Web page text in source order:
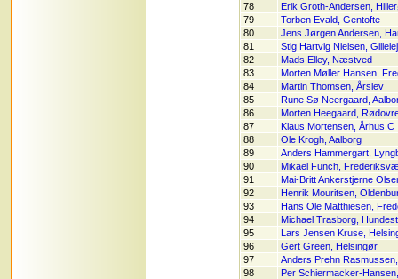
78
Erik Groth-Andersen,
79
Torben Evald, Gentofte
80
Jens Jørgen Andersen,
81
Stig Hartvig Nielsen,
82
Mads Elley, Næstved
83
Morten Møller Hansen,
84
Martin Thomsen, Årslev
85
Rune Sø Neergaard,
86
Morten Heegaard,
87
Klaus Mortensen, Århus C
88
Ole Krogh, Aalborg
89
Anders Hammergart,
90
Mikael Funch,
91
Mai-Britt Ankerstjerne
92
Henrik Mouritsen,
93
Hans Ole Matthiesen,
94
Michael Trasborg,
95
Lars Jensen Kruse,
96
Gert Green, Helsingør
97
Anders Prehn
98
Per Schiermacker-